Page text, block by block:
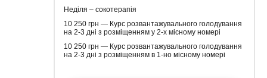
Неділя – сокотерапія
10 250 грн — Курс розвантажувального голодування
на 2-3 дні з розміщенням у 2-х місному номері
10 250 грн — Курс розвантажувального голодування
на 2-3 дні з розміщенням в 1-но місному номері